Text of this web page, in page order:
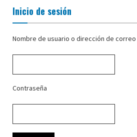
Inicio de sesión
Nombre de usuario o dirección de
Contraseña